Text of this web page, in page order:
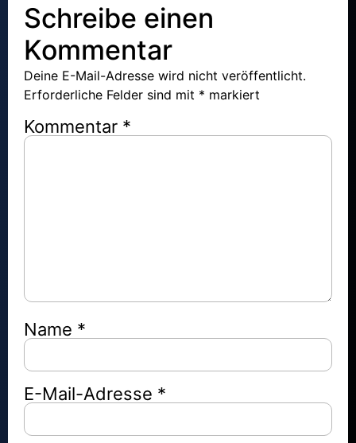
Schreibe einen
Kommentar
Deine E-Mail-Adresse wird nicht veröffentlicht.
Erforderliche Felder sind mit * markiert
Kommentar *
Name *
E-Mail-Adresse *